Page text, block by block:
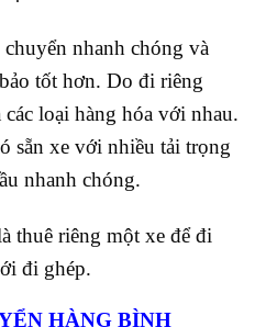
nhanh chóng và
tốt hơn. Do đi riêng
loại hàng hóa với nhau.
sẵn xe với nhiều tải trọng
nhanh chóng.
thuê riêng một xe để đi
đi ghép.
HÀNG BÌNH